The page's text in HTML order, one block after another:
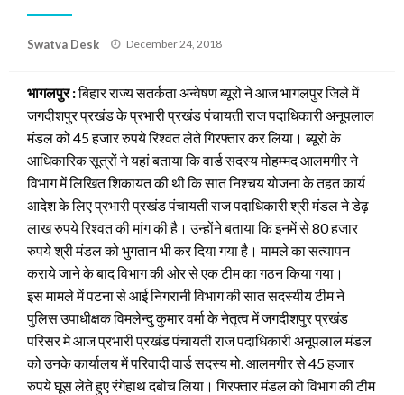
Swatva Desk
Posted
December 24, 2018
भागलपुर :बिहार राज्य सतर्कता अन्वेषण ब्यूरो ने आज भागलपुर जिले में
जगदीशपुर प्रखंड के प्रभारी प्रखंड पंचायती राज पदाधिकारी अनूपलाल
मंडल को 45 हजार रुपये रिश्वत लेते गिरफ्तार कर लिया। ब्यूरो के
आधिकारिक सूत्रों ने यहां बताया कि वार्ड सदस्य मोहम्मद आलमगीर ने
विभाग में लिखित शिकायत की थी कि सात निश्चय योजना के तहत कार्य
आदेश के लिए प्रभारी प्रखंड पंचायती राज पदाधिकारी श्री मंडल ने डेढ़
लाख रुपये रिश्वत की मांग की है। उन्होंने बताया कि इनमें से 80 हजार
रुपये श्री मंडल को भुगतान भी कर दिया गया है। मामले का सत्यापन
कराये जाने के बाद विभाग की ओर से एक टीम का गठन किया गया।
इस मामले में पटना से आई निगरानी विभाग की सात सदस्यीय टीम ने
पुलिस उपाधीक्षक विमलेन्दु कुमार वर्मा के नेतृत्व में जगदीशपुर प्रखंड
परिसर मे आज प्रभारी प्रखंड पंचायती राज पदाधिकारी अनूपलाल मंडल
को उनके कार्यालय में परिवादी वार्ड सदस्य मो. आलमगीर से 45 हजार
रुपये घूस लेते हुए रंगेहाथ दबोच लिया। गिरफ्तार मंडल को विभाग की टीम